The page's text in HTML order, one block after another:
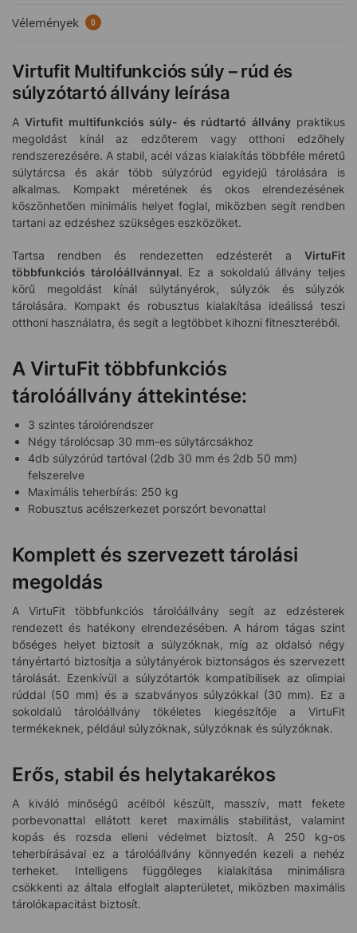
Vélemények 0
Virtufit Multifunkciós súly – rúd és
súlyzótartó állvány leírása
AVirtufit multifunkciós súly- és rúdtartó állványpraktikus
megoldást kínál az edzőterem vagy otthoni edzőhely
rendszerezésére. A stabil, acél vázas kialakítás többféle méretű
súlytárcsa és akár több súlyzórúd egyidejű tárolására is
alkalmas. Kompakt méretének és okos elrendezésének
köszönhetően minimális helyet foglal, miközben segít rendben
tartani az edzéshez szükséges eszközöket.
Tartsa rendben és rendezetten edzésterét a VirtuFit
többfunkciós tárolóállvánnyal. Ez a sokoldalú állvány teljes
körű megoldást kínál súlytányérok, súlyzók és súlyzók
tárolására. Kompakt és robusztus kialakítása ideálissá teszi
otthoni használatra, és segít a legtöbbet kihozni fitneszteréből.
A VirtuFit többfunkciós
tárolóállvány áttekintése:
3 szintes tárolórendszer
Négy tárolócsap 30 mm-es súlytárcsákhoz
4db súlyzórúd tartóval (2db 30 mm és 2db 50 mm)
felszerelve
Maximális teherbírás: 250 kg
Robusztus acélszerkezet porszórt bevonattal
Komplett és szervezett tárolási
megoldás
A VirtuFit többfunkciós tárolóállvány segít az edzésterek
rendezett és hatékony elrendezésében. A három tágas szint
bőséges helyet biztosít a súlyzóknak, míg az oldalsó négy
tányértartó biztosítja a súlytányérok biztonságos és szervezett
tárolását. Ezenkívül a súlyzótartók kompatibilisek az olimpiai
rúddal (50 mm) és a szabványos súlyzókkal (30 mm). Ez a
sokoldalú tárolóállvány tökéletes kiegészítője a VirtuFit
termékeknek, például súlyzóknak, súlyzóknak és súlyzóknak.
Erős, stabil és helytakarékos
A kiváló minőségű acélból készült, masszív, matt fekete
porbevonattal ellátott keret maximális stabilitást, valamint
kopás és rozsda elleni védelmet biztosít. A 250 kg-os
teherbírásával ez a tárolóállvány könnyedén kezeli a nehéz
terheket. Intelligens függőleges kialakítása minimálisra
csökkenti az általa elfoglalt alapterületet, miközben maximális
tárolókapacitást biztosít.